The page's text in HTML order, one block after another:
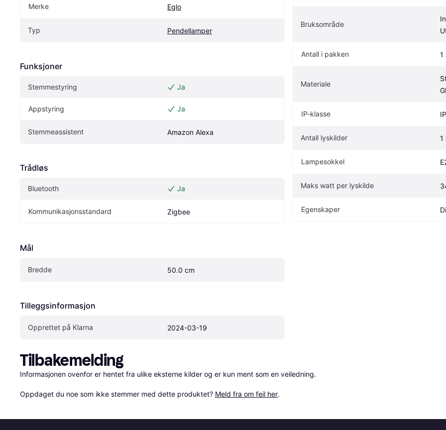
Merke Eglo
Typ Pendellamper
Funksjoner
Stemmestyring Ja
Appstyring Ja
Stemmeassistent Amazon Alexa
Trådløs
Bluetooth Ja
Kommunikasjonsstandard Zigbee
Mål
Bredde 50.0 cm
Tilleggsinformasjon
Opprettet på Klarna 2024-03-19
Bruksområde
Antall i pakken 1
Materiale
IP-klasse
Antall lyskilder 1
Lampesokkel
Maks watt per lyskilde
Egenskaper
Tilbakemelding
Informasjonen ovenfor er hentet fra ulike eksterne kilder og er kun ment som en veiledning.
Oppdaget du noe som ikke stemmer med dette produktet? Meld fra om feil her.